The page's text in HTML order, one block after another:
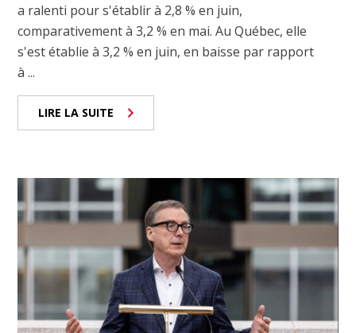
a ralenti pour s'établir à 2,8 % en juin,
comparativement à 3,2 % en mai. Au Québec, elle
s'est établie à 3,2 % en juin, en baisse par rapport
à ...
LIRE LA SUITE